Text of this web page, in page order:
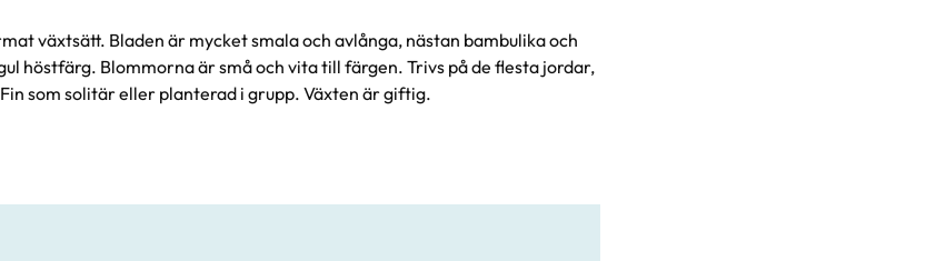
växtsätt. Bladen är mycket smala och avlånga, nästan bambulika och
höstfärg. Blommorna är små och vita till färgen. Trivs på de flesta jordar,
som solitär eller planterad i grupp. Växten är giftig.